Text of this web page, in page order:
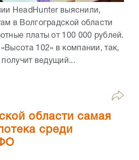
HeadHunter выяснили,
в Волгоградской области
платы от 100 000 рублей.
102» в компании, так,
ведущий...
области самая
среди